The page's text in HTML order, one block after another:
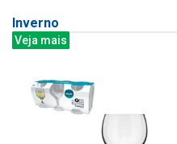
Inverno
Veja mais